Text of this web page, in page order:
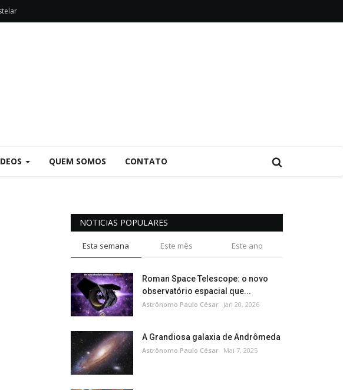
QUEM SOMOS CONTATO
NOTICIAS POPULARES
Esta semana Este mês Este ano
Roman Space Telescope: o novo
observatório espacial que...
Astrônomo Paulo César Jan 20, 2026
A Grandiosa galaxia de Andrômeda
Astrônomo Paulo César Mai 7, 2025